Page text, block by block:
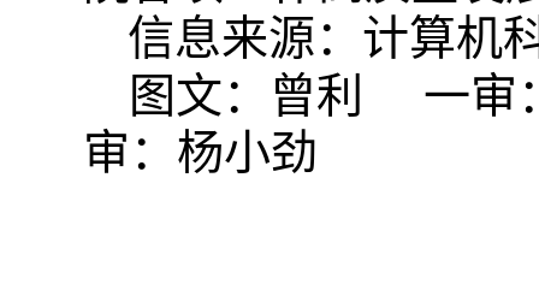
信息来源：计算机
图文：曾利
一审
审：杨小劲